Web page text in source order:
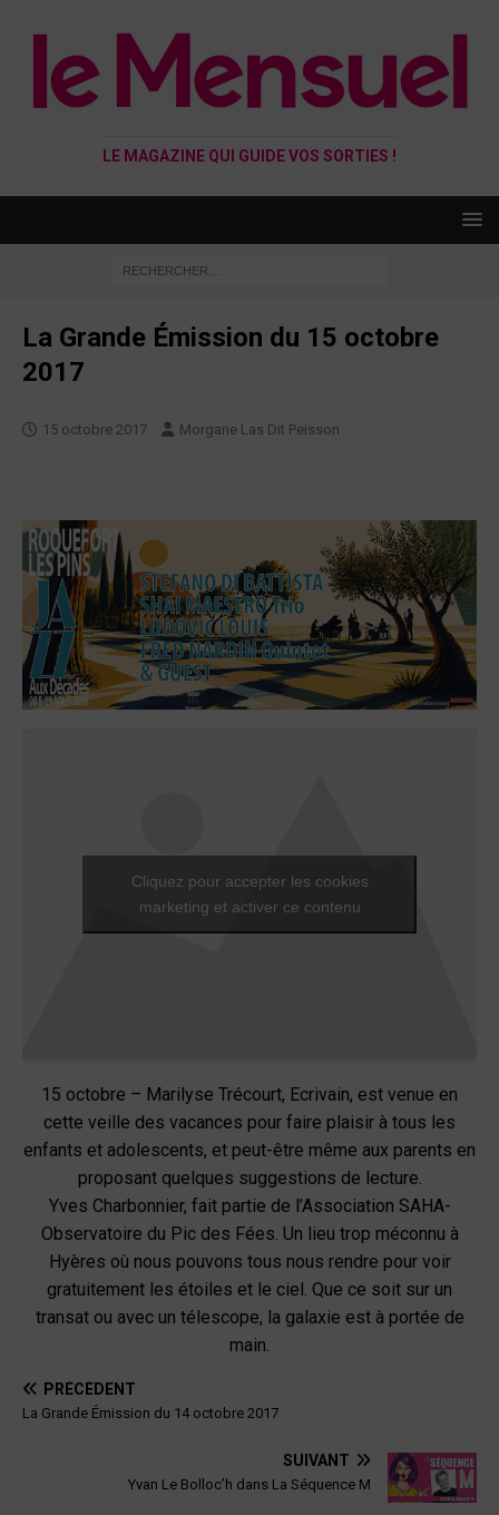
LE MAGAZINE QUI GUIDE VOS SORTIES !
La Grande Émission du 15 octobre
2017
15 octobre 2017 Morgane Las Dit Peisson
Cliquez pour accepter les cookies
marketing et activer ce contenu
15 octobre – Marilyse Trécourt, Ecrivain, est venue en
cette veille des vacances pour faire plaisir à tous les
enfants et adolescents, et peut-être même aux parents en
proposant quelques suggestions de lecture.
Yves Charbonnier, fait partie de l’Association SAHA-
Observatoire du Pic des Fées. Un lieu trop méconnu à
Hyères où nous pouvons tous nous rendre pour voir
gratuitement les étoiles et le ciel. Que ce soit sur un
transat ou avec un télescope, la galaxie est à portée de
main.
PRÉCÉDENT
La Grande Émission du 14 octobre 2017
SUIVANT
Yvan Le Bolloc’h dans La Séquence M